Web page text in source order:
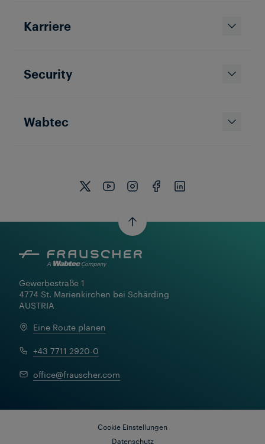
Karriere
Security
Wabtec
Gewerbestraße 1
4774 St. Marienkirchen bei Schärding
AUSTRIA
Eine Route planen
+43 7711 2920-0
office@frauscher.com
Cookie Einstellungen
Datenschutz